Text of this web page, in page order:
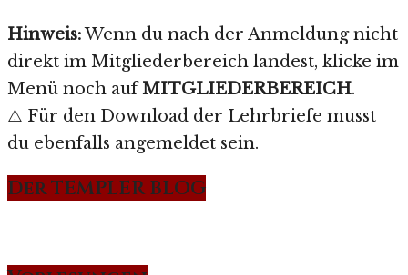
Hinweis:Wenn du nach der Anmeldung nicht
direkt im Mitgliederbereich landest, klicke im
Menü noch aufMITGLIEDERBEREICH.
⚠️ Für den Download der Lehrbriefe musst
du ebenfalls angemeldet sein.
Der TEMPLER BLOG